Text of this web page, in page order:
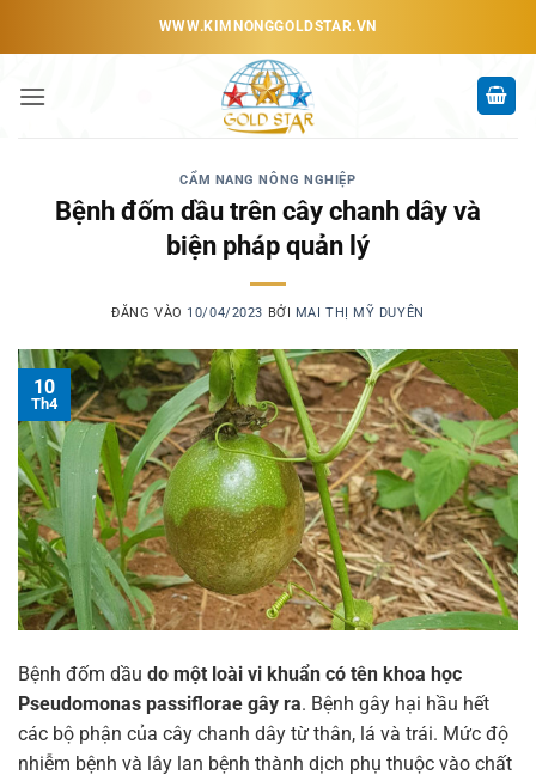
dung
WWW.KIMNONGGOLDSTAR.VN
CẨM NANG NÔNG NGHIỆP
Bệnh đốm dầu trên cây chanh dây và
biện pháp quản lý
ĐĂNG VÀO 10/04/2023 BỞI MAI THỊ MỸ DUYÊN
10
Th4
Bệnh đốm dầu do một loài vi khuẩn có tên khoa học
Pseudomonas passiflorae gây ra. Bệnh gây hại hầu hết
các bộ phận của cây chanh dây từ thân, lá và trái. Mức độ
nhiễm bệnh và lây lan bệnh thành dịch phụ thuộc vào chất